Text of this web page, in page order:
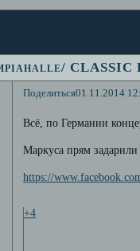
CLASSIC
Поделиться01.11.2014
Всё, по Германии
Маркуса прям
https://
+4